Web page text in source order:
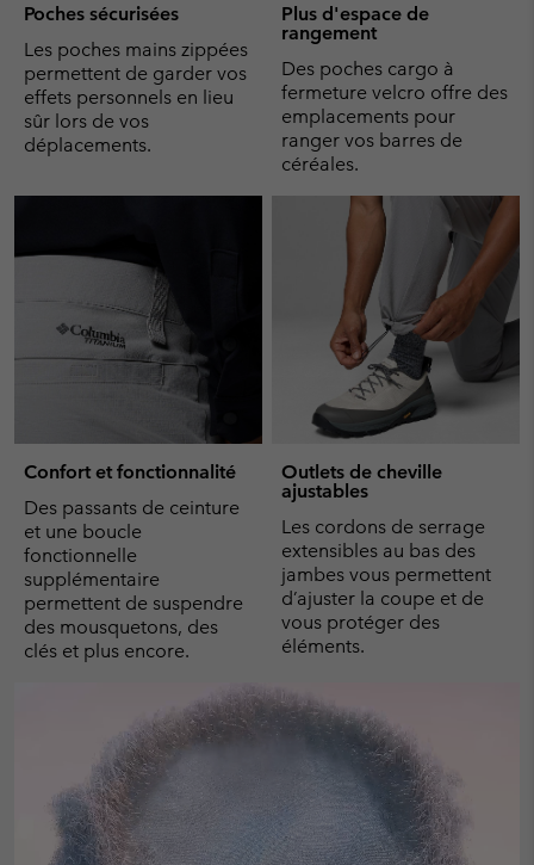
Poches sécurisées
Les poches mains zippées
permettent de garder vos
effets personnels en lieu
sûr lors de vos
déplacements.
Plus d'espace de
rangement
Des poches cargo à
fermeture velcro offre des
emplacements pour
ranger vos barres de
céréales.
Confort et fonctionnalité
Des passants de ceinture
et une boucle
fonctionnelle
supplémentaire
permettent de suspendre
des mousquetons, des
clés et plus encore.
Outlets de cheville
ajustables
Les cordons de serrage
extensibles au bas des
jambes vous permettent
d’ajuster la coupe et de
vous protéger des
éléments.